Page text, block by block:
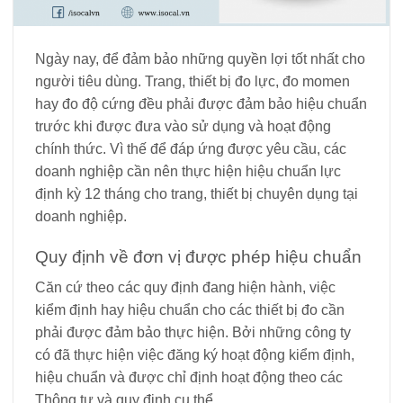
Ngày nay, để đảm bảo những quyền lợi tốt nhất cho
người tiêu dùng. Trang, thiết bị đo lực, đo momen
hay đo độ cứng đều phải được đảm bảo hiệu chuẩn
trước khi được đưa vào sử dụng và hoạt động
chính thức. Vì thế để đáp ứng được yêu cầu, các
doanh nghiệp cần nên thực hiện hiệu chuẩn lực
định kỳ 12 tháng cho trang, thiết bị chuyên dụng tại
doanh nghiệp.
Quy định về đơn vị được phép hiệu chuẩn
Căn cứ theo các quy định đang hiện hành, việc
kiểm định hay hiệu chuẩn cho các thiết bị đo cần
phải được đảm bảo thực hiện. Bởi những công ty
có đã thực hiện việc đăng ký hoạt động kiểm định,
hiệu chuẩn và được chỉ định hoạt động theo các